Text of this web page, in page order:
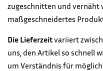
zugeschnitten und vernäht
maßgeschneidertes
Die Lieferzeitvariiert
uns, den Artikel so schnell
um Verständnis für